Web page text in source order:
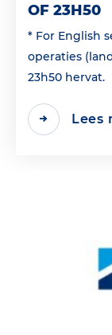
OF 23H50
* For English
operaties
23h50 hervat.
Lees